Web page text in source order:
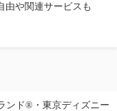
由や関連サービスも
ンド®・東京ディズニー